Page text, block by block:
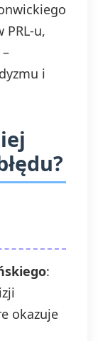
PRL-u,
i
:
okazuje